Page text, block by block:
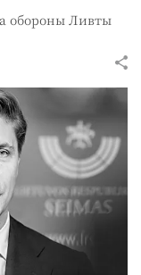
обороны Ливты